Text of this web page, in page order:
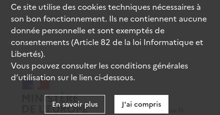
data.gouv.fr
Ce site utilise descookiestechniques nécessaires à
son bon fonctionnement. Ils ne contiennent aucune
donnée personnelle et sont exemptés de
consentements (Article 82 de la loi Informatique et
Libertés).
Vous pouvez consulter les conditions générales
d’utilisation sur le lien ci-dessous.
En savoir plus J'ai compris